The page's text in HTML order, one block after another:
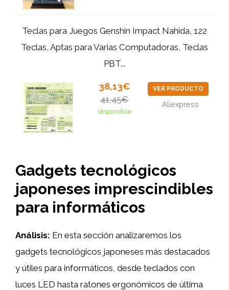
Teclas para Juegos Genshin Impact Nahida, 122
Teclas, Aptas para Varias Computadoras, Teclas
PBT...
38,13€
41,45€
disponible
VER PRODUCTO
Aliexpress
Gadgets tecnológicos
japoneses imprescindibles
para informáticos
Análisis: En esta sección analizaremos los
gadgets tecnológicos japoneses más destacados
y útiles para informáticos, desde teclados con
luces LED hasta ratones ergonómicos de última